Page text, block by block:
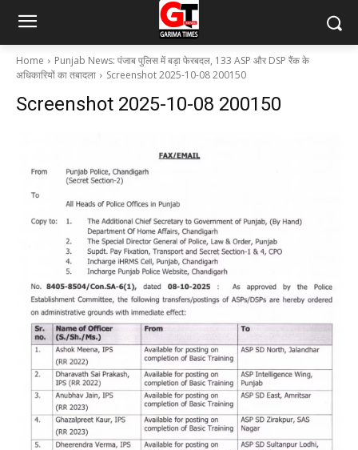
Home
Punjab News: पंजाब पुलिस में बड़ा फेरबदल, 133 ASP और DSP रैंक के
अधिकारियों का तबादला
Screenshot 2025-10-08 200150
Screenshot 2025-10-08 200150